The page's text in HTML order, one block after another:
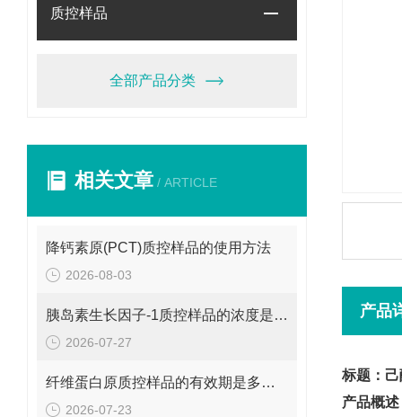
质控样品
全部产品分类
相关文章 / ARTICLE
降钙素原(PCT)质控样品的使用方法
2026-08-03
胰岛素生长因子-1质控样品的浓度是多少呢？
2026-07-27
纤维蛋白原质控样品的有效期是多久呢？
2026-07-23
产品
标题：
产品概述